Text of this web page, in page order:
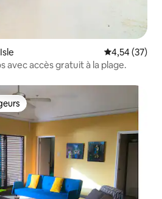
Évaluation
4,54 (37)
avec accès gratuit à la plage.
les plus appréciés